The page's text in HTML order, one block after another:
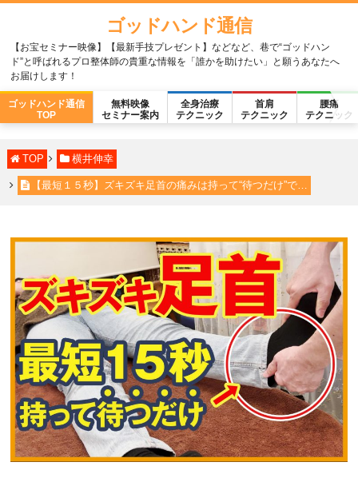
ゴッドハンド通信
【お宝セミナー映像】【最新手技プレゼント】などなど、巷で“ゴッドハン
ド”と呼ばれるプロ整体師の貴重な情報を「誰かを助けたい」と願うあなたへ
お届けします！
ゴッドハンド通信
TOP
無料映像
セミナー案内
全身治療
テクニック
首肩
テクニック
腰痛
テクニック
TOP 横井伸幸
【最短１５秒】ズキズキ足首の痛みは持って“待つだけ”で…